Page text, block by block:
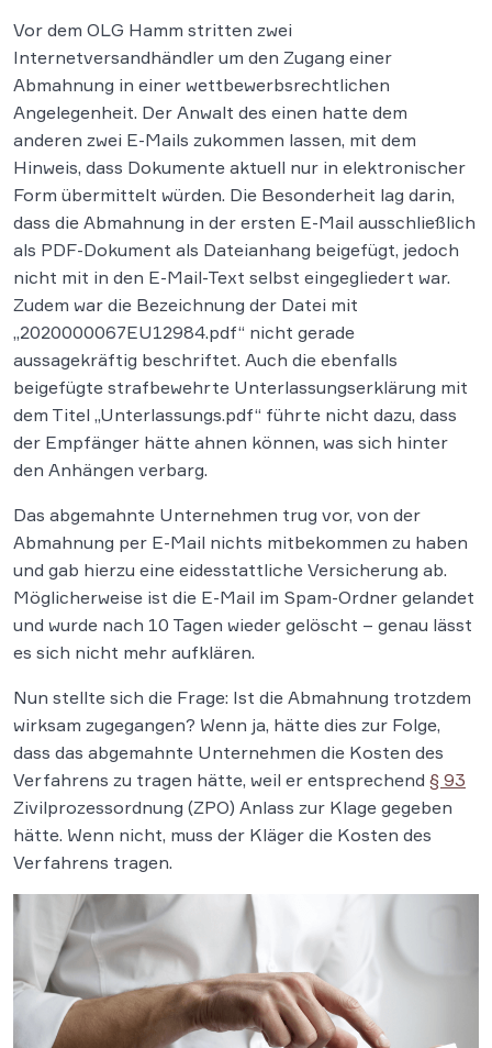
Vor dem OLG Hamm stritten zwei
Internetversandhändler um den Zugang einer
Abmahnung in einer wettbewerbsrechtlichen
Angelegenheit. Der Anwalt des einen hatte dem
anderen zwei E-Mails zukommen lassen, mit dem
Hinweis, dass Dokumente aktuell nur in elektronischer
Form übermittelt würden. Die Besonderheit lag darin,
dass die Abmahnung in der ersten E-Mail ausschließlich
als PDF-Dokument als Dateianhang beigefügt, jedoch
nicht mit in den E-Mail-Text selbst eingegliedert war.
Zudem war die Bezeichnung der Datei mit
„2020000067EU12984.pdf“ nicht gerade
aussagekräftig beschriftet. Auch die ebenfalls
beigefügte strafbewehrte Unterlassungserklärung mit
dem Titel „Unterlassungs.pdf“ führte nicht dazu, dass
der Empfänger hätte ahnen können, was sich hinter
den Anhängen verbarg.
Das abgemahnte Unternehmen trug vor, von der
Abmahnung per E-Mail nichts mitbekommen zu haben
und gab hierzu eine eidesstattliche Versicherung ab.
Möglicherweise ist die E-Mail im Spam-Ordner gelandet
und wurde nach 10 Tagen wieder gelöscht – genau lässt
es sich nicht mehr aufklären.
Nun stellte sich die Frage: Ist die Abmahnung trotzdem
wirksam zugegangen? Wenn ja, hätte dies zur Folge,
dass das abgemahnte Unternehmen die Kosten des
Verfahrens zu tragen hätte, weil er entsprechend § 93
Zivilprozessordnung (ZPO) Anlass zur Klage gegeben
hätte. Wenn nicht, muss der Kläger die Kosten des
Verfahrens tragen.